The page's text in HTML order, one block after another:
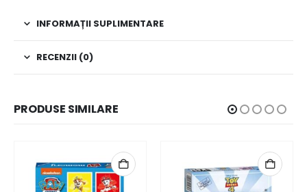
INFORMAȚII SUPLIMENTARE
RECENZII (0)
PRODUSE SIMILARE